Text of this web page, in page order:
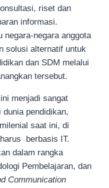
riset dan
informasi.
negara-negara anggota
solusi alternatif untuk
dan SDM melalui
tersebut.
menjadi sangat
pendidikan,
saat ini, di
berbasis IT.
dalam rangka
Pembelajaran, dan
Communication